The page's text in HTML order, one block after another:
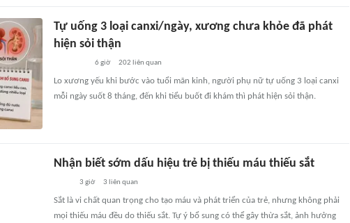
Tự uống 3 loại canxi/ngày, xương chưa khỏe đã phát
hiện sỏi thận
6 giờ 202 liên quan
Lo xương yếu khi bước vào tuổi mãn kinh, người phụ nữ tự uống 3 loại canxi
mỗi ngày suốt 8 tháng, đến khi tiểu buốt đi khám thì phát hiện sỏi thận.
Nhận biết sớm dấu hiệu trẻ bị thiếu máu thiếu sắt
3 giờ 3 liên quan
Sắt là vi chất quan trọng cho tạo máu và phát triển của trẻ, nhưng không phải
mọi thiếu máu đều do thiếu sắt. Tự ý bổ sung có thể gây thừa sắt, ảnh hưởng